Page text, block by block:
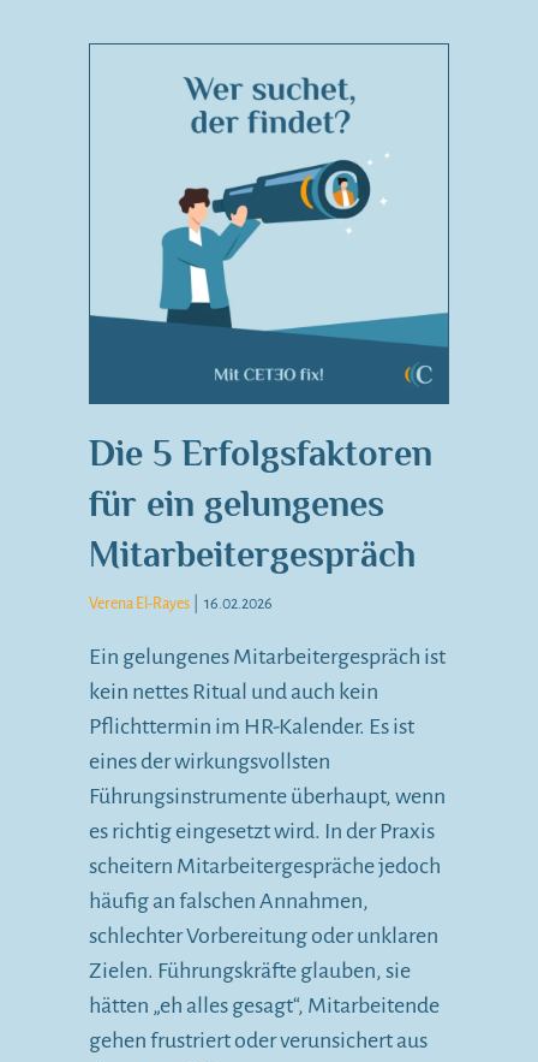
Die 5 Erfolgsfaktoren
für ein gelungenes
Mitarbeitergespräch
Verena El-Rayes 16.02.2026
Ein gelungenes Mitarbeitergespräch ist
kein nettes Ritual und auch kein
Pflichttermin im HR-Kalender. Es ist
eines der wirkungsvollsten
Führungsinstrumente überhaupt, wenn
es richtig eingesetzt wird. In der Praxis
scheitern Mitarbeitergespräche jedoch
häufig an falschen Annahmen,
schlechter Vorbereitung oder unklaren
Zielen. Führungskräfte glauben, sie
hätten „eh alles gesagt“, Mitarbeitende
gehen frustriert oder verunsichert aus